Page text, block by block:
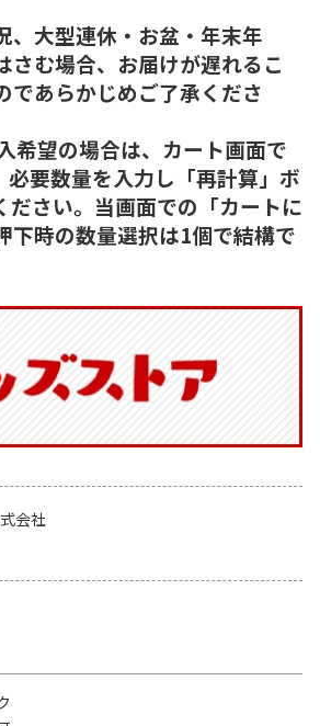
大型連休・お盆・年末年
さむ場合、お届けが遅れるこ
であらかじめご了承くださ
希望の場合は、カート画面で
必要数量を入力し「再計算」ボ
ださい。当画面での「カートに
下時の数量選択は1個で結構で
会社